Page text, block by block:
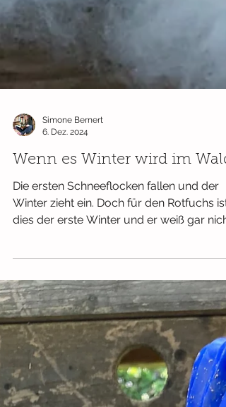
Simone Bernert
Wenn es Winter wird im Wald
Die ersten Schneeflocken fallen und der
Winter zieht ein. Doch für den Rotfuchs ist
dies der erste Winter und er weiß gar
was er...